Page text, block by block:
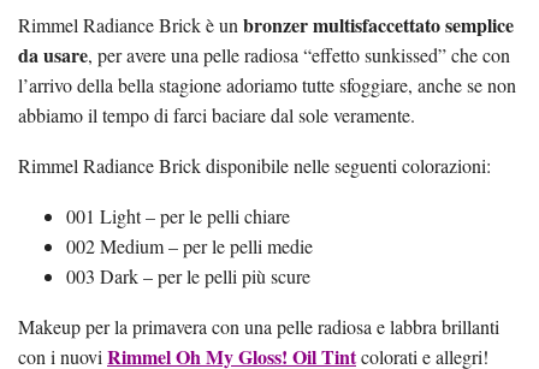
Rimmel Radiance Brick è un bronzer multisfaccettato semplice
da usare, per avere una pelle radiosa “effetto sunkissed” che con
l’arrivo della bella stagione adoriamo tutte sfoggiare, anche se non
abbiamo il tempo di farci baciare dal sole veramente.
Rimmel Radiance Brick disponibile nelle seguenti colorazioni:
001 Light – per le pelli chiare
002 Medium – per le pelli medie
003 Dark – per le pelli più scure
Makeup per la primavera con una pelle radiosa e labbra brillanti
con i nuovi Rimmel Oh My Gloss! Oil Tintcolorati e allegri!